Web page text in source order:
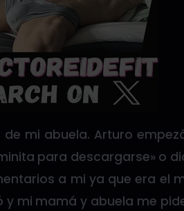
mi abuela. Arturo
para descargarse» o
a mi ya que era el
y mi mamá y abuela me